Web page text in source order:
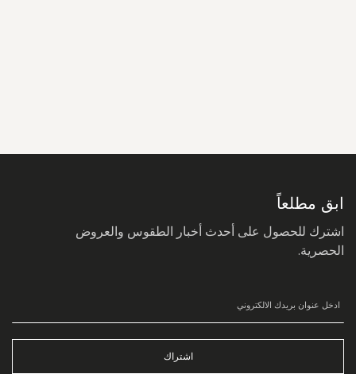
ابق مطلعاً
اشترك للحصول على أحدث أخبار الطقوس والعروض
الحصرية.
اشتراك